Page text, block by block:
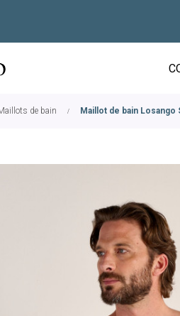
Maillots de bain Maillot de bain Losango